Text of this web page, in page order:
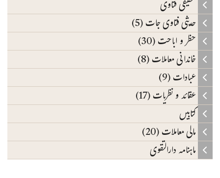
تحقیقی فتاوی
حدیثی فتاوی جات (5)
حظر و اباحت (30)
خاندانی معاملات (8)
عبادات (9)
عقائد و نظریات (17)
کتابیں
مالی معاملات (20)
ماہنامہ دارالتقوی